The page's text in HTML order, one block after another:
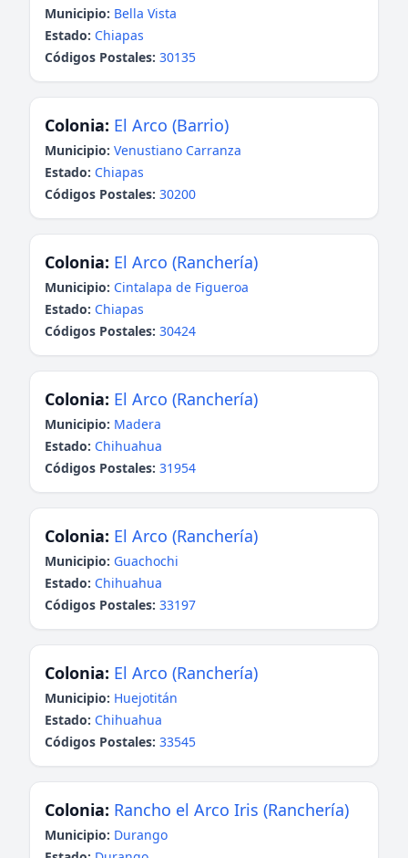
Municipio: Bella Vista
Estado: Chiapas
Códigos Postales: 30135
Colonia: El Arco (Barrio)
Municipio: Venustiano Carranza
Estado: Chiapas
Códigos Postales: 30200
Colonia: El Arco (Ranchería)
Municipio: Cintalapa de Figueroa
Estado: Chiapas
Códigos Postales: 30424
Colonia: El Arco (Ranchería)
Municipio: Madera
Estado: Chihuahua
Códigos Postales: 31954
Colonia: El Arco (Ranchería)
Municipio: Guachochi
Estado: Chihuahua
Códigos Postales: 33197
Colonia: El Arco (Ranchería)
Municipio: Huejotitán
Estado: Chihuahua
Códigos Postales: 33545
Colonia: Rancho el Arco Iris (Ranchería)
Municipio: Durango